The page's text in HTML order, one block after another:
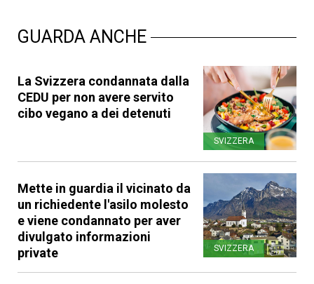
GUARDA ANCHE
La Svizzera condannata dalla
CEDU per non avere servito
cibo vegano a dei detenuti
SVIZZERA
Mette in guardia il vicinato da
un richiedente l'asilo molesto
e viene condannato per aver
divulgato informazioni
private
SVIZZERA